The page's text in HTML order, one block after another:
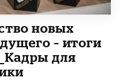
новых
– итоги
для